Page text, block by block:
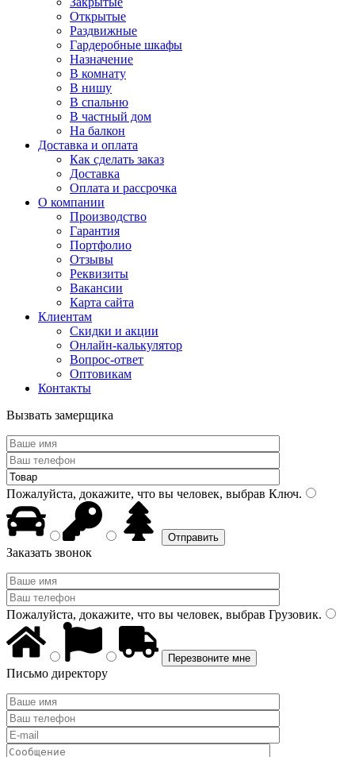
Открытые
Раздвижные
Гардеробные шкафы
Назначение
В комнату
В нишу
В спальню
В частный дом
На балкон
Доставка и оплата
Как сделать заказ
Доставка
Оплата и рассрочка
О компании
Производство
Гарантия
Портфолио
Отзывы
Реквизиты
Вакансии
Карта сайта
Клиентам
Скидки и акции
Онлайн-калькулятор
Вопрос-ответ
Оптовикам
Контакты
Вызвать замерщика
Пожалуйста, докажите, что вы человек, выбрав Ключ.
Заказать звонок
Пожалуйста, докажите, что вы человек, выбрав Грузовик.
Письмо директору